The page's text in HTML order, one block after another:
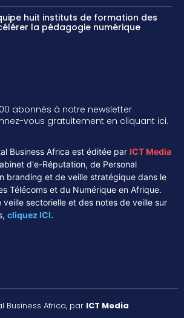
huit instituts de formation des
la pédagogie numérique
abonnés à notre newsletter
vous gratuitement en cliquant ici.
Business Africa est éditée par ICT Media
d'e-Réputation, de Personal
branding et de veille stratégique dans le
Télécoms et du Numérique en Afrique.
veille sectorielle et des notes de veille sur
cliquez ICI.
Business Africa, par ICT Media